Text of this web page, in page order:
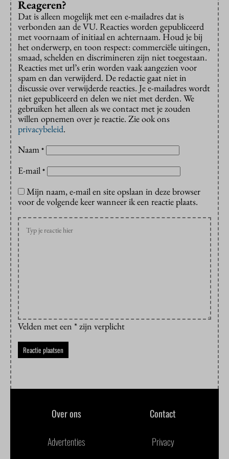
Reageren?
Dat is alleen mogelijk met een e-mailadres dat is
verbonden aan de VU. Reacties worden gepubliceerd
met voornaam of initiaal en achternaam. Houd je bij
het onderwerp, en toon respect: commerciële uitingen,
smaad, schelden en discrimineren zijn niet toegestaan.
Reacties met url’s erin worden vaak aangezien voor
spam en dan verwijderd. De redactie gaat niet in
discussie over verwijderde reacties. Je e-mailadres wordt
niet gepubliceerd en delen we niet met derden. We
gebruiken het alleen als we contact met je zouden
willen opnemen over je reactie. Zie ook ons
privacybeleid.
Naam *
E-mail *
Mijn naam, e-mail en site opslaan in deze browser
voor de volgende keer wanneer ik een reactie plaats.
Velden met een * zijn verplicht
Over ons Contact
Advertenties Privacy